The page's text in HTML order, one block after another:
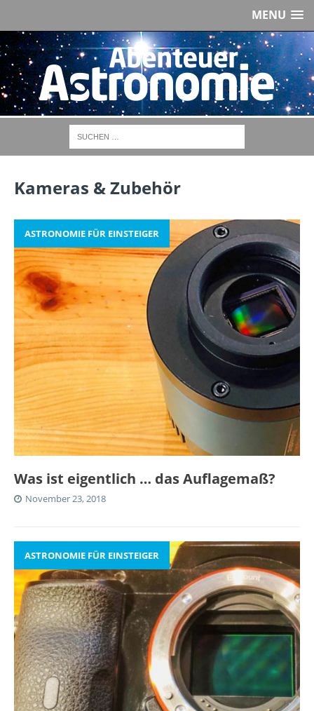
MENU
Kameras & Zubehör
ASTRONOMIE FÜR EINSTEIGER
Was ist eigentlich … das Auflagemaß?
November 23, 2018
ASTRONOMIE FÜR EINSTEIGER